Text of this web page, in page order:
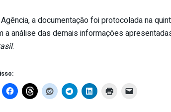
a documentação foi protocolada na
a análise das demais informações
.